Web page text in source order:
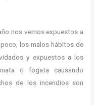
nos vemos expuestos a
los malos hábitos de
y expuestos a los
o fogata causando
de los incendios son